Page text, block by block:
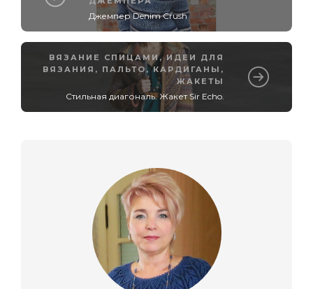
Джемпер Denim Crush
ВЯЗАНИЕ СПИЦАМИ,ИДЕИ ДЛЯ
ВЯЗАНИЯ , ПАЛЬТО, КАРДИГАНЫ,
ЖАКЕТЫ
Стильная диагональ. Жакет Sir Echo.